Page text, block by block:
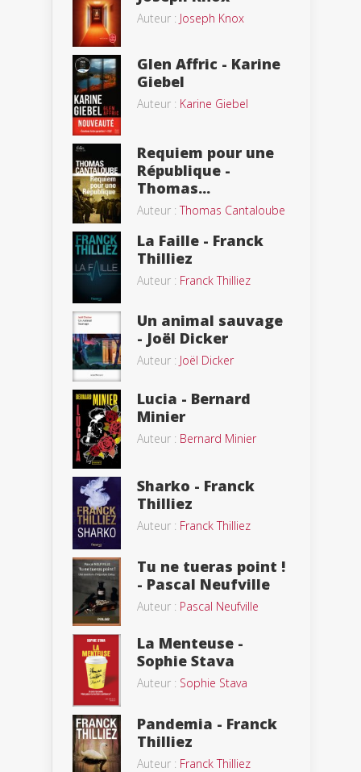
Auteur : Joseph Knox
Glen Affric - Karine
Giebel
Auteur : Karine Giebel
Requiem pour une
République -
Thomas...
Auteur :Thomas Cantaloube
La Faille - Franck
Thilliez
Auteur : Franck Thilliez
Un animal sauvage
- Joël Dicker
Auteur : Joël Dicker
Lucia - Bernard
Minier
Auteur : Bernard Minier
Sharko - Franck
Thilliez
Auteur : Franck Thilliez
Tu ne tueras point !
- Pascal Neufville
Auteur : Pascal Neufville
La Menteuse -
Sophie Stava
Auteur : Sophie Stava
Pandemia - Franck
Thilliez
Auteur : Franck Thilliez